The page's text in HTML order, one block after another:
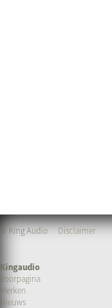
© King AudioDisclaimer
Kingaudio
Voorpagina
Merken
Nieuws